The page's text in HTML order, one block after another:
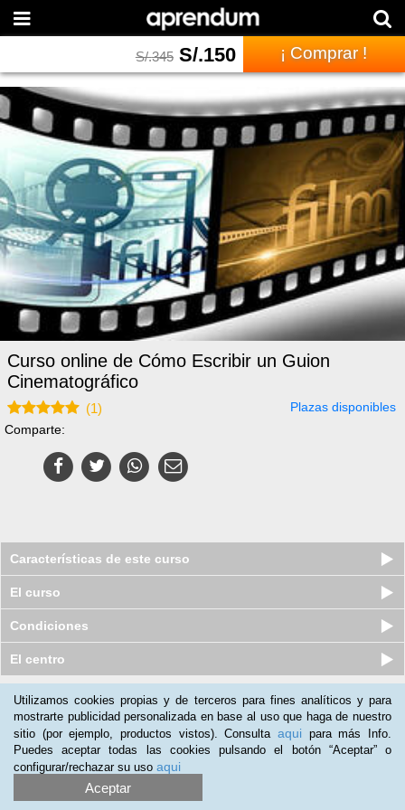
S/.345 S/.150 ¡ Comprar !
Curso online de Cómo Escribir un Guion
Cinematográfico
(1)
Plazas disponibles
Comparte:
Características de este curso
El curso
Condiciones
El centro
Nuestros clientes opinan:
Pedro Rosa(22-04-2014)
Me parece un curso interesante que nos explica con claridad las
partes importantes del guión, su terminología básica y como
elaborar una estructura técnica adecuada.
Utilizamos cookies propias y de terceros para fines analíticos y para
mostrarte publicidad personalizada en base al uso que haga de nuestro
sitio (por ejemplo, productos vistos). Consulta aqui para más Info.
Puedes aceptar todas las cookies pulsando el botón “Aceptar” o
configurar/rechazar su uso aqui
Aceptar